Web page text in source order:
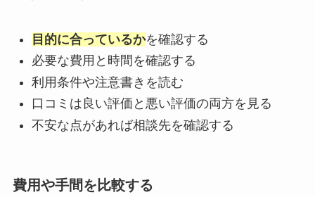
目的に合っているかを確認する
必要な費用と時間を確認する
利用条件や注意書きを読む
口コミは良い評価と悪い評価の両方を見る
不安な点があれば相談先を確認する
費用や手間を比較する